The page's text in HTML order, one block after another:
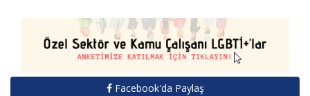
Facebook'da Paylaş